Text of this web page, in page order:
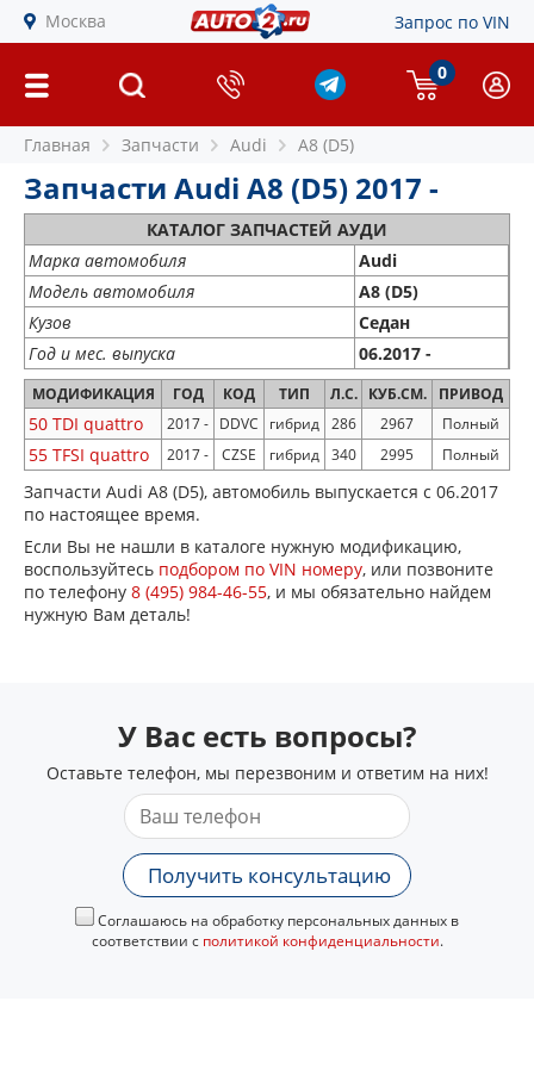
Москва Запрос по VIN
0
Главная Запчасти Audi A8 (D5)
Запчасти Audi A8 (D5) 2017 -
КАТАЛОГ ЗАПЧАСТЕЙ АУДИ
Марка автомобиля
Audi
Модель автомобиля
A8 (D5)
Кузов
Седан
Год и мес. выпуска
06.2017 -
МОДИФИКАЦИЯ ГОД КОД ТИП Л.С. КУБ.СМ. ПРИВОД
50 TDI quattro 2017 - DDVC гибрид 286 2967 Полный
55 TFSI quattro 2017 - CZSE гибрид 340 2995 Полный
Запчасти Audi A8 (D5), автомобиль выпускается с 06.2017
по настоящее время.
Если Вы не нашли в каталоге нужную модификацию,
воспользуйтесь подбором по VIN номеру, или позвоните
по телефону 8 (495) 984-46-55, и мы обязательно найдем
нужную Вам деталь!
У Вас есть вопросы?
Оставьте телефон, мы перезвоним и ответим на них!
Получить консультацию
Соглашаюсь на обработку персональных данных в
соответствии с политикой конфиденциальности.